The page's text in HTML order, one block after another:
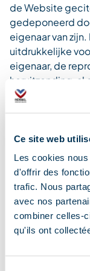
Ce site web
Les cookies
d'offrir des
trafic. Nous
avec nos
combiner celles-
qu'ils ont
de Website
gedeponeerd
eigenaar van
uitdrukkelijke
eigenaar, de
heruitzending, al
elektronische
wettelijke en
overtreder in het
9 –
“Deze
Alle claims
van de Website